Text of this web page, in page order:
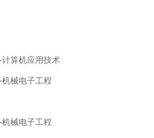
算机应用技术
械电子工程
械电子工程